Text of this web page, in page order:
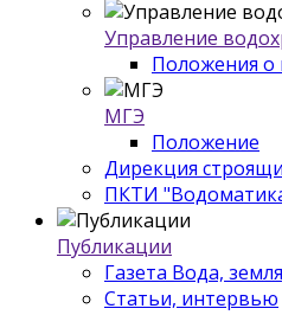
Управление
Положения о
МГЭ
Положение
Дирекция
ПКТИ
Публикации
Газета Вода,
Статьи, интервью